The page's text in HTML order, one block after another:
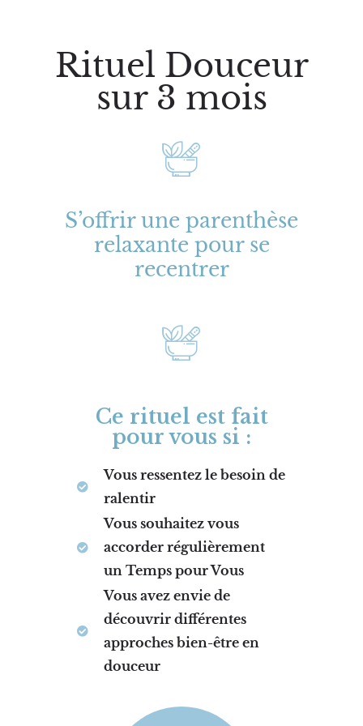
Rituel Douceur
sur 3 mois
S’offrir une parenthèse
relaxante pour se
recentrer
Ce rituel est fait
pour vous si :
Vous ressentez le besoin de
ralentir
Vous souhaitez vous
accorder régulièrement
un Temps pour Vous
Vous avez envie de
découvrir différentes
approches bien-être en
douceur